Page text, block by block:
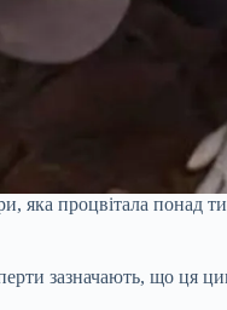
яка процвітала понад
зазначають, що ця